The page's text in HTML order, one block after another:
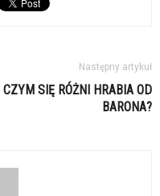
Następny artykuł
CZYM SIĘ RÓŻNI HRABIA OD
BARONA?